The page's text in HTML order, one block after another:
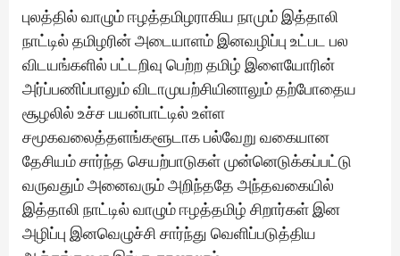
புலத்தில் வாழும் ஈழத்தமிழராகிய நாமும் இத்தாலி
நாட்டில் தமிழரின் அடையாளம் இனவழிப்பு உட்பட பல
விடயங்களில் பட்டறிவு பெற்ற தமிழ் இளையோரின்
அர்ப்பணிப்பாலும் விடாமுயற்சியினாலும் தற்போதைய
சூழலில் உச்ச பயன்பாட்டில் உள்ள
சமூகவலைத்தளங்களூடாக பல்வேறு வகையான
தேசியம் சார்ந்த செயற்பாடுகள் முன்னெடுக்கப்பட்டு
வருவதும் அனைவரும் அறிந்ததே அந்தவகையில்
இத்தாலி நாட்டில் வாழும் ஈழத்தமிழ் சிறார்கள் இன
அழிப்பு இனவெழுச்சி சார்ந்து வெளிப்படுத்திய